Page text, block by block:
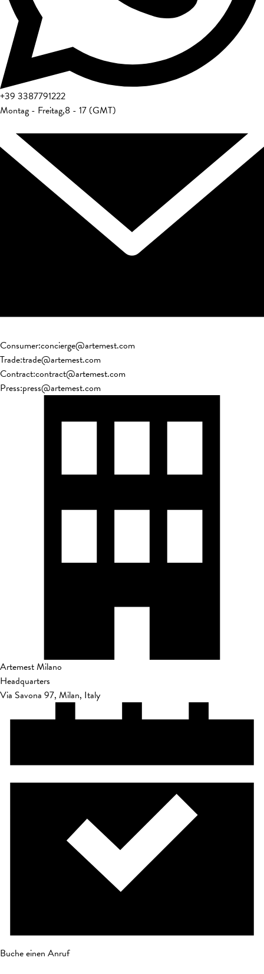
+39 3387791222
Montag - Freitag,8 - 17 (GMT)
Consumer:concierge@artemest.com
Trade:trade@artemest.com
Contract:contract@artemest.com
Press:press@artemest.com
Artemest Milano
Headquarters
Via Savona 97, Milan, Italy
Buche einen Anruf